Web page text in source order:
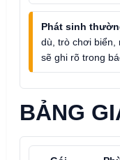
Phát sinh
dù, trò chơi biển,
sẽ ghi rõ trong
BẢNG